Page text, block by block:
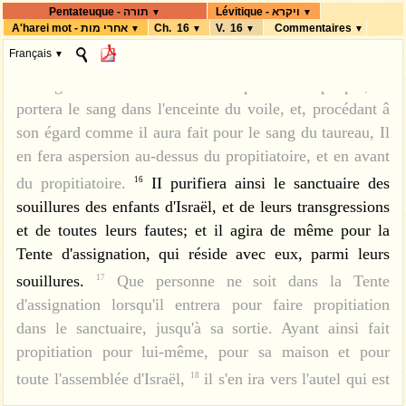
▼ ▼
▼ Ch. 16 ▼ V. 16 ▼ Commentaires ▼
Français ▼
sang du taureau, en fera aspersion avec le doigt sur la
face du propitiatoire, vers l'orient; et devant le
propitiatoire, Il fera sept fois aspersion de ce sang avec
portera le sang dans l'enceinte du voile, et, procédant â
son égard comme il aura fait pour le sang du taureau, Il
en fera aspersion au-dessus du propitiatoire, et en avant
du propitiatoire.
16
II purifiera ainsi le sanctuaire des
souillures des enfants d'Israël, et de leurs transgressions
et de toutes leurs fautes; et il agira de même pour la
Tente d'assignation, qui réside avec eux, parmi leurs
souillures.
17
Que personne ne soit dans la Tente
d'assignation lorsqu'il entrera pour faire propitiation
dans le sanctuaire, jusqu'à sa sortie. Ayant ainsi fait
propitiation pour lui-même, pour sa maison et pour
toute l'assemblée d'Israël,
18
il s'en ira vers l'autel qui est
devant le Seigneur, pour en faire la propitiation: il
לַעֲזָאזֵל. ט וְהִקְרִיב אַהֲרֹן אֶת-הַשָּׂעִיר, אֲשֶׁר
עָלָה עָלָיו הַגּוֹרָל לַיהוָה; וְעָשָׂהוּ, חַטָּאת.
יָעֳמַד-חַי לִפְנֵי יְהוָה, לְכַפֵּר עָלָיו--לְשַׁלַּח
אֹתוֹ לַעֲזָאזֵל, הַמִּדְבָּרָה.
וְהִקְרִיב אַהֲרֹן
אֶת-פַּר הַחַטָּאת, אֲשֶׁר-לוֹ, וְכִפֶּר בַּעֲדוֹ,
וּבְעַד בֵּיתוֹ; וְשָׁחַט אֶת-פַּר הַחַטָּאת,
אֲשֶׁר-לוֹ.
יב
וְלָקַח מְלֹא-הַמַּחְתָּה גַּחֲלֵי-אֵשׁ
מֵעַל הַמִּזְבֵּחַ, מִלִּפְנֵי יְהוָה, וּמְלֹא חָפְנָיו,
קְטֹרֶת סַמִּים דַּקָּה; וְהֵבִיא, מִבֵּית לַפָּרֹכֶת.
וְנָתַן אֶת-הַקְּטֹרֶת עַל-הָאֵשׁ, לִפְנֵי יְהוָה;
וְכִסָּה עֲנַן הַקְּטֹרֶת, אֶת-הַכַּפֹּרֶת אֲשֶׁר
עַל-הָעֵדוּת--וְלֹא יָמוּת. יד וְלָקַח מִדַּם הַפָּר,
וְהִזָּה בְאֶצְבָּעוֹ עַל-פְּנֵי הַכַּפֹּרֶת קֵדְמָה;